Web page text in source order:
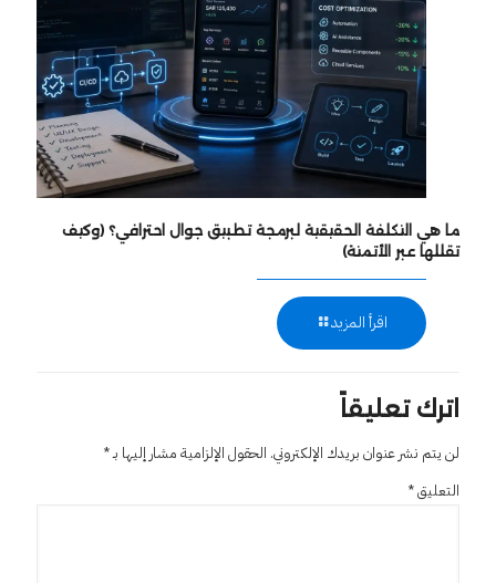
ما هي التكلفة الحقيقية لبرمجة تطبيق جوال احترافي؟ (وكيف
تقللها عبر الأتمتة)
اقرأ المزيد
اترك تعليقاً
لن يتم نشر عنوان بريدك الإلكتروني. الحقول الإلزامية مشار إليها بـ*
التعليق*